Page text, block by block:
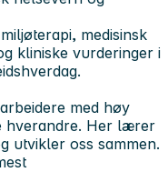
medisinsk
kliniske vurderinger i
med høy
hverandre. Her lærer
utvikler oss sammen.